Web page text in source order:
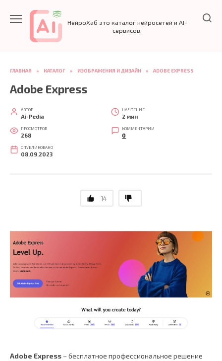
содержанию
НейроХаб это каталог нейросетей и AI-
сервисов.
ГЛАВНАЯ » КАТАЛОГ » ИЗОБРАЖЕНИЯ И ДИЗАЙН » ADOBE EXPRESS
Adobe Express
АВТОР
Ai-Pedia
НА ЧТЕНИЕ
2 мин
ПРОСМОТРОВ
268
КОММЕНТАРИИ
0
ОПУБЛИКОВАНО
08.09.2023
14
Adobe Express – бесплатное профессиональное решение